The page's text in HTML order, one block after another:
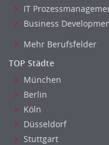
IT
Business
Mehr Berufsfelder
TOP Städte
München
Berlin
Köln
Düsseldorf
Stuttgart